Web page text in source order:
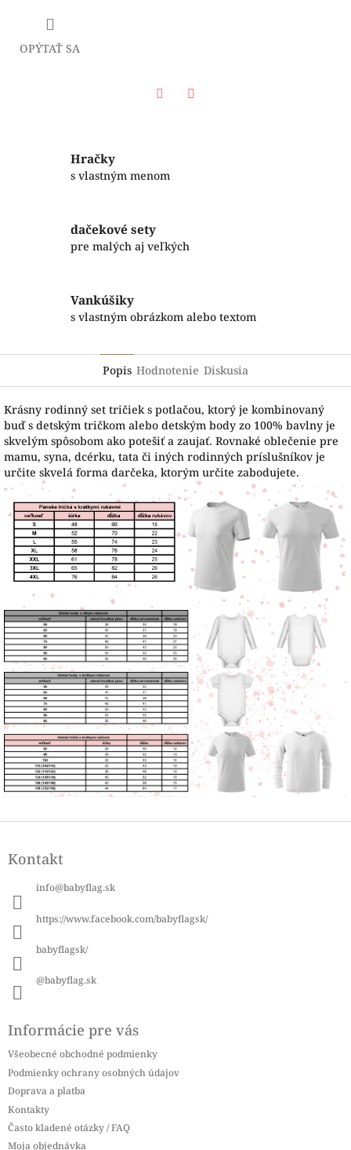
OPÝTAŤ SA
Hračky
s vlastným menom
dačekové sety
pre malých aj veľkých
Vankúšiky
s vlastným obrázkom alebo textom
Popis Hodnotenie Diskusia
Krásny rodinný set tričiek s potlačou, ktorý je kombinovaný
buď s detským tričkom alebo detským body zo 100% bavlny je
skvelým spôsobom ako potešiť a zaujať. Rovnaké oblečenie pre
mamu, syna, dcérku, tata či iných rodinných príslušníkov je
určite skvelá forma darčeka, ktorým určite zabodujete.
pKontakt
info@babyflag.sk
https://www.facebook.com/babyflagsk/
babyflagsk/
@babyflag.sk
Informácie pre vás
Všeobecné obchodné podmienky
Podmienky ochrany osobných údajov
Doprava a platba
Kontakty
Často kladené otázky / FAQ
Moja objednávka